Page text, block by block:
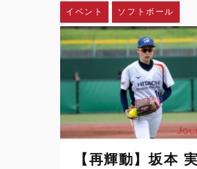
イベント ソフトボール
【再輝動】坂本